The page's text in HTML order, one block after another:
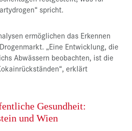
spricht.
ermöglichen das Erkennen
„Eine Entwicklung, die
Abwässern beobachten, ist die
erklärt
Gesundheit:
und Wien